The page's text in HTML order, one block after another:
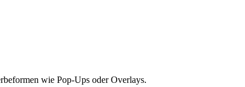
wie Pop-Ups oder Overlays.